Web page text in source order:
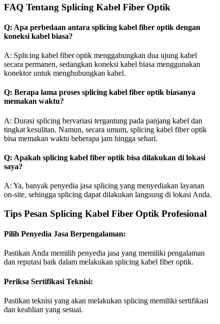
FAQ Tentang Splicing Kabel Fiber Optik
Q: Apa perbedaan antara splicing kabel fiber optik dengan
koneksi kabel biasa?
A: Splicing kabel fiber optik menggabungkan dua ujung kabel
secara permanen, sedangkan koneksi kabel biasa menggunakan
konektor untuk menghubungkan kabel.
Q: Berapa lama proses splicing kabel fiber optik biasanya
memakan waktu?
A: Durasi splicing bervariasi tergantung pada panjang kabel dan
tingkat kesulitan. Namun, secara umum, splicing kabel fiber optik
bisa memakan waktu beberapa jam hingga sehari.
Q: Apakah splicing kabel fiber optik bisa dilakukan di lokasi
saya?
A: Ya, banyak penyedia jasa splicing yang menyediakan layanan
on-site, sehingga splicing dapat dilakukan langsung di lokasi Anda.
Tips Pesan Splicing Kabel Fiber Optik Profesional
Pilih Penyedia Jasa Berpengalaman:
Pastikan Anda memilih penyedia jasa yang memiliki pengalaman
dan reputasi baik dalam melakukan splicing kabel fiber optik.
Periksa Sertifikasi Teknisi:
Pastikan teknisi yang akan melakukan splicing memiliki sertifikasi
dan keahlian yang sesuai.